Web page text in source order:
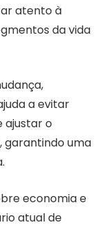
atento à
da vida
a evitar
ajustar o
garantindo uma
economia e
atual de